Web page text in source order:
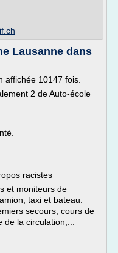
Lausanne dans
affichée 10147 fois.
2 de Auto-école
racistes
et moniteurs de
taxi et bateau.
secours, cours de
la circulation,...